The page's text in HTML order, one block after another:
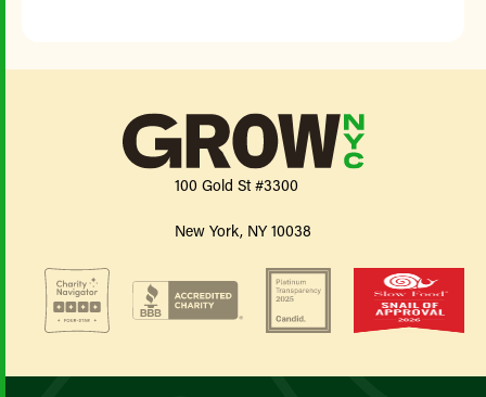
100 Gold St #3300
New York, NY 10038